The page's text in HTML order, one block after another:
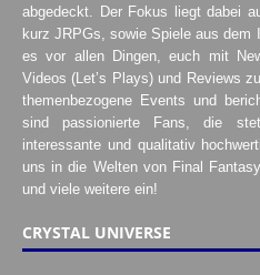
abgedeckt. Der Fokus liegt dabei
kurz JRPGs, sowie Spiele aus
es vor allen Dingen, euch mit
Videos (Let’s Plays) und Reviews
themenbezogene Events und
sind passionierte Fans, die
interessante und qualitativ
uns in die Welten von Final
und viele weitere ein!
CRYSTAL UNIVERSE